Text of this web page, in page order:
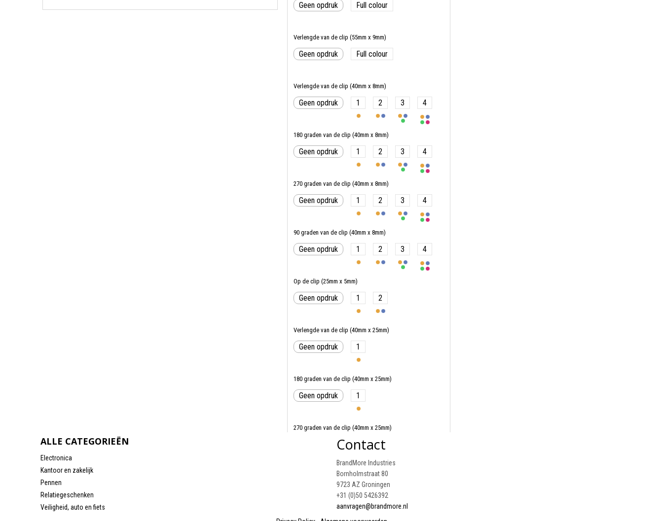
Geen opdruk Full colour
Verlengde van de clip (55mm x 9mm)
Geen opdruk Full colour
Verlengde van de clip (40mm x 8mm)
Geen opdruk 1 2 3 4
180 graden van de clip (40mm x 8mm)
Geen opdruk 1 2 3 4
270 graden van de clip (40mm x 8mm)
Geen opdruk 1 2 3 4
90 graden van de clip (40mm x 8mm)
Geen opdruk 1 2 3 4
Op de clip (25mm x 5mm)
Geen opdruk 1 2
Verlengde van de clip (40mm x 25mm)
Geen opdruk 1
180 graden van de clip (40mm x 25mm)
Geen opdruk 1
270 graden van de clip (40mm x 25mm)
Geen opdruk 1
90 graden van de clip (40mm x 25mm)
Geen opdruk 1
Contact
BrandMore Industries
Bornholmstraat 80
9723 AZ Groningen
+31 (0)50 5426392
aanvragen@brandmore.nl
ALLE CATEGORIEËN
Electronica
Kantoor en zakelijk
Pennen
Relatiegeschenken
Veiligheid, auto en fiets